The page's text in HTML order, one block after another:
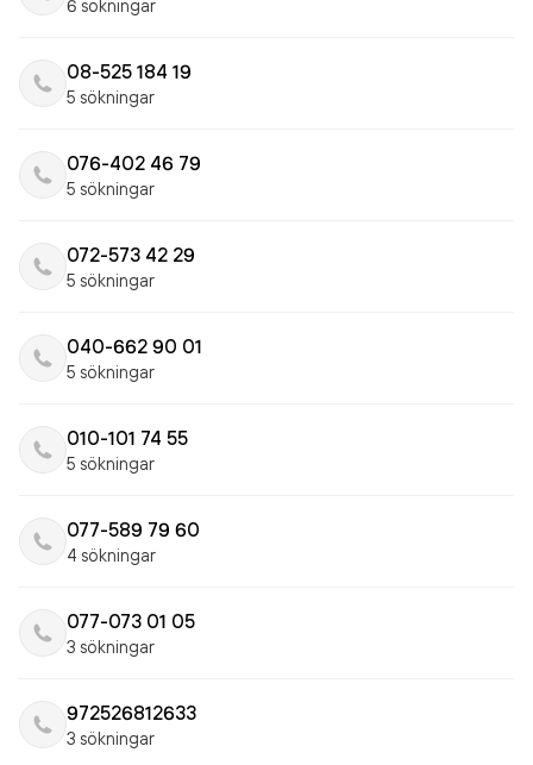
6 sökningar
08-525 184 19
5 sökningar
076-402 46 79
5 sökningar
072-573 42 29
5 sökningar
040-662 90 01
5 sökningar
010-101 74 55
5 sökningar
077-589 79 60
4 sökningar
077-073 01 05
3 sökningar
972526812633
3 sökningar